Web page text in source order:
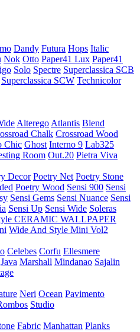
Dandy Futura Hops Italic
Nok Otto Paper41 Lux Paper41
Solo Spectre Superclassica SCB
Superclassica SCW Technicolor
Alterego Atlantis Blend
Chalk Crossroad Wood
Chic Ghost Interno 9 Lab325
Room Out.20 Pietra Viva
Decor Poetry Net Poetry Stone
Poetry Wood Sensi 900 Sensi
Sensi Gems Sensi Nuance Sensi
Sensi Up Sensi Wide Soleras
CERAMIC WALLPAPER
Wide And Style Mini Vol2
Celebes Corfu Ellesmere
Java Marshall Mindanao Sajalin
Neri Ocean Pavimento
Studio
Fabric Manhattan Planks